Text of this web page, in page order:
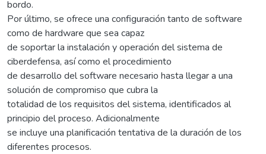
bordo.
Por último, se ofrece una configuración tanto de software
como de hardware que sea capaz
de soportar la instalación y operación del sistema de
ciberdefensa, así como el procedimiento
de desarrollo del software necesario hasta llegar a una
solución de compromiso que cubra la
totalidad de los requisitos del sistema, identificados al
principio del proceso. Adicionalmente
se incluye una planificación tentativa de la duración de los
diferentes procesos.